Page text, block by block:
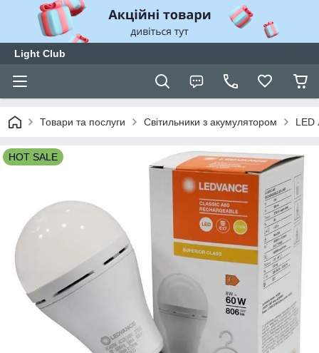
Light Club
Товари та послуги Світильники з акумулятором LED
HOT SALE